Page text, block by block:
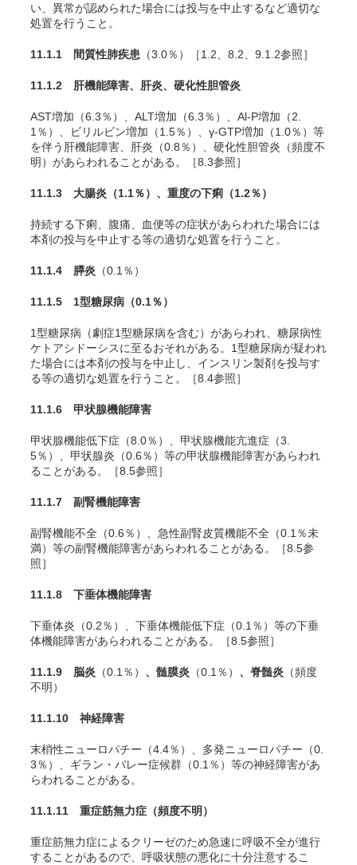
い、異常が認められた場合には投与を中止するなど適切な
処置を行うこと。
11.1.1 間質性肺疾患 （3.0％）［1.2、8.2、9.1.2参照］
11.1.2 肝機能障害、肝炎、硬化性胆管炎
AST増加（6.3％）、ALT増加（6.3％）、Al-P増加（2.
1％）、ビリルビン増加（1.5％）、γ-GTP増加（1.0％）等
を伴う肝機能障害、肝炎（0.8％）、硬化性胆管炎（頻度不
明）があらわれることがある。［8.3参照］
11.1.3 大腸炎 （1.1％） 、重度の下痢 （1.2％）
持続する下痢、腹痛、血便等の症状があらわれた場合には
本剤の投与を中止する等の適切な処置を行うこと。
11.1.4 膵炎 （0.1％）
11.1.5 1型糖尿病 （0.1％）
1型糖尿病（劇症1型糖尿病を含む）があらわれ、糖尿病性
ケトアシドーシスに至るおそれがある。1型糖尿病が疑われ
た場合には本剤の投与を中止し、インスリン製剤を投与す
る等の適切な処置を行うこと。［8.4参照］
11.1.6 甲状腺機能障害
甲状腺機能低下症（8.0％）、甲状腺機能亢進症（3.
5％）、甲状腺炎（0.6％）等の甲状腺機能障害があらわれ
ることがある。［8.5参照］
11.1.7 副腎機能障害
副腎機能不全（0.6％）、急性副腎皮質機能不全（0.1％未
満）等の副腎機能障害があらわれることがある。［8.5参
照］
11.1.8 下垂体機能障害
下垂体炎（0.2％）、下垂体機能低下症（0.1％）等の下垂
体機能障害があらわれることがある。［8.5参照］
11.1.9 脳炎 （0.1％） 、髄膜炎 （0.1％） 、脊髄炎 （頻度
不明）
11.1.10 神経障害
末梢性ニューロパチー（4.4％）、多発ニューロパチー（0.
3％）、ギラン・バレー症候群（0.1％）等の神経障害があ
らわれることがある。
11.1.11 重症筋無力症 （頻度不明）
重症筋無力症によるクリーゼのため急速に呼吸不全が進行
することがあるので、呼吸状態の悪化に十分注意するこ